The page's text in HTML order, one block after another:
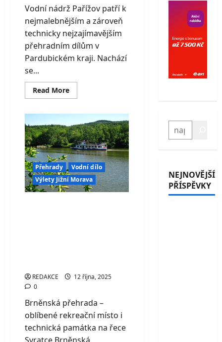
Vodní nádrž Pařížov patří k
nejmalebnějším a zároveň
technicky nejzajímavějším
přehradním dílům v
Pardubickém kraji. Nachází
se...
Read MoreRead
more
Pařížov
–
technický
unikát
ukrytý
v
údolí
Doubravy
Přehrady
Vodní dílo
Výlety Jižní Morava
REDAKCE
12 října, 2025
0
Brněnská přehrada –
oblíbené rekreační místo i
technická památka na řece
Svratce Brněnská
NEJNOVĚJŠÍ
PŘÍSPĚVKY